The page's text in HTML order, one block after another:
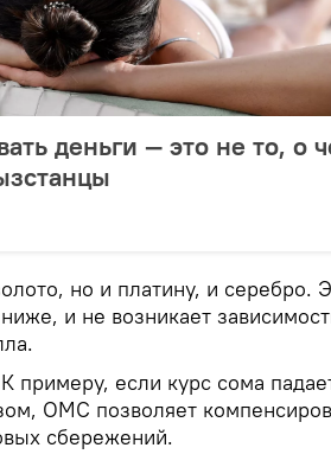
деньги — это не то, о
но и платину, и серебро.
и не возникает
примеру, если курс сома
ОМС позволяет
сбережений.